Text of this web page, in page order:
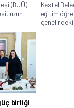
(BUÜ)
uzun
Kestel
eğitim
birliği